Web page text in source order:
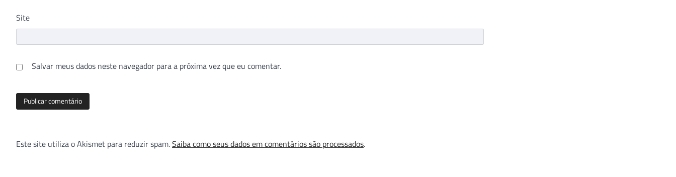
Site
Salvar meus dados neste navegador para a próxima vez que eu comentar.
Este site utiliza o Akismet para reduzir spam.Saiba como seus dados em comentários são processados.